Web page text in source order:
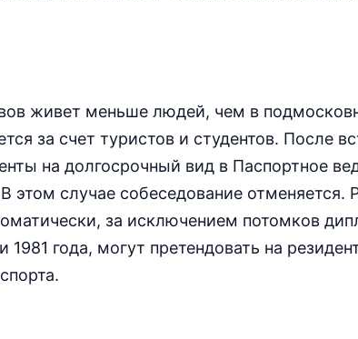
живет меньше людей, чем в
за счет туристов и студентов. После
на долгосрочный вид в Паспортное
этом случае собеседование отменяется.
за исключением потомков
года, могут претендовать на